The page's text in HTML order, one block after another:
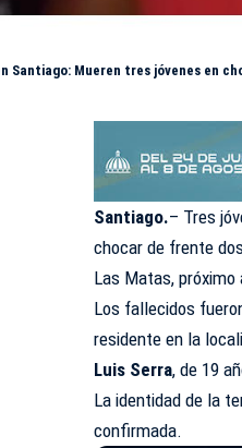
Santiago: Mueren tres jóvenes en
Santiago.– Tres
chocar de frente
Las Matas,
Los fallecidos
residente en la
Luis Serra, de 19
La identidad de la
confirmada.